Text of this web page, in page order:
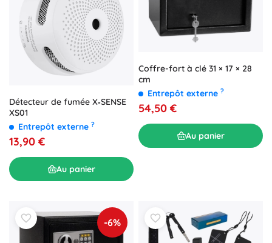
Détecteur de fumée X‑SENSE
XS01
Entrepôt externe ?
13,90 €
Au panier
Coffre-fort à clé 31 × 17 × 28
cm
Entrepôt externe ?
54,50 €
Au panier
-6%